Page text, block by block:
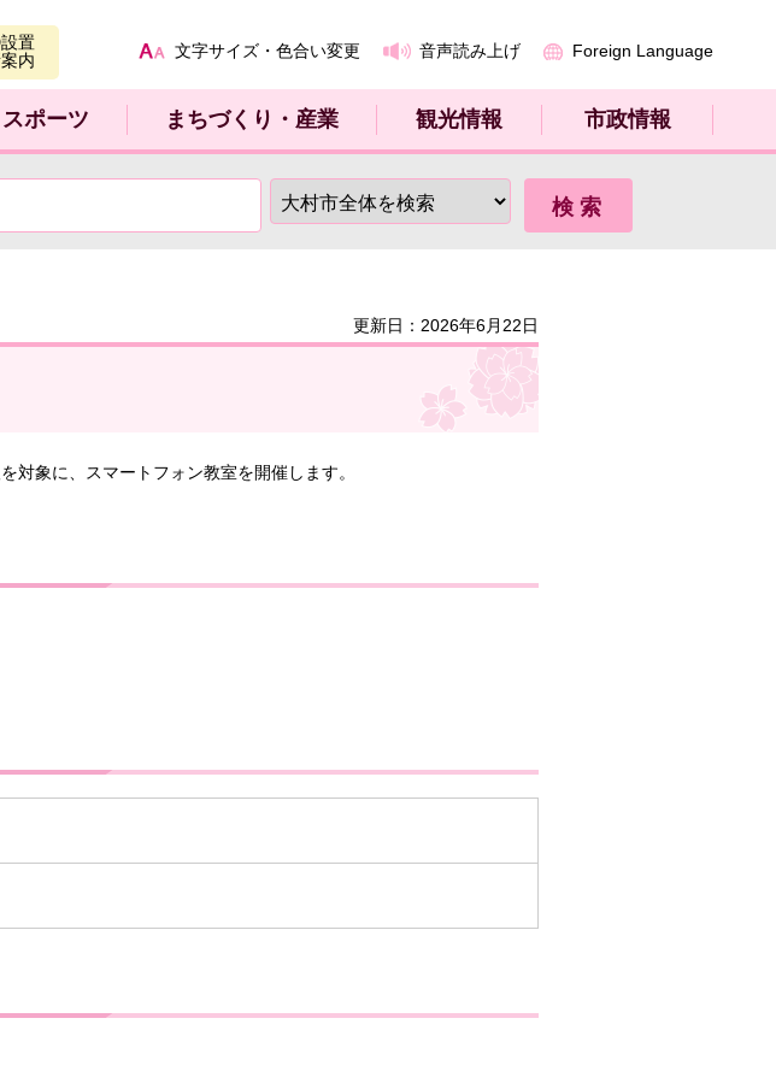
置
内
文字サイズ・色合い変更 音声読み上げ Foreign Language
ポーツ まちづくり・産業 観光情報 市政情報
更新日：2026年6月22日
対象に、スマートフォン教室を開催します。